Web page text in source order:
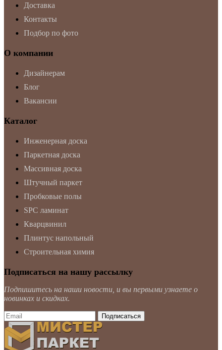
Доставка
Контакты
Подбор по фото
О компании
Дизайнерам
Блог
Вакансии
Каталог
Инженерная доска
Паркетная доска
Массивная доска
Штучный паркет
Пробковые полы
SPC ламинат
Кварцвинил
Плинтус напольный
Строительная химия
Подписаться на нашу рассылку
Подпишитесь на наши новости, и вы первыми узнаете о
новинках и скидках.